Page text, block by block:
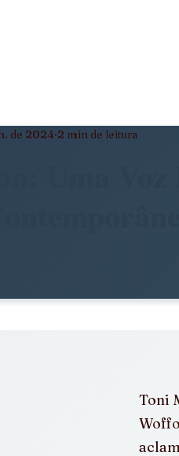
da Pandora Calendário
de 2024 2 min de leitura
estrelas.
Toni